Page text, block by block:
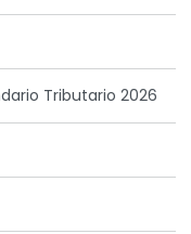
Tributario 2026